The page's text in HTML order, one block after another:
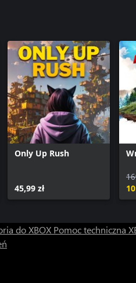
Only Up Rush
45,99 zł
do XBOX Pomoc techniczna